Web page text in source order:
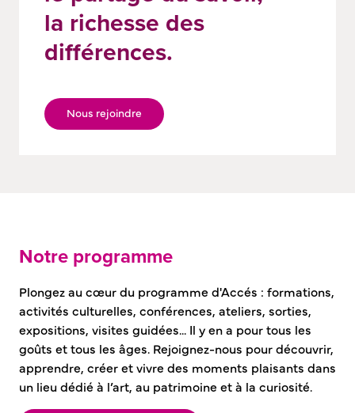
la richesse des
différences.
Nous rejoindre
Notre programme
Plongez au cœur du programme d'Accés : formations,
activités culturelles, conférences, ateliers, sorties,
expositions, visites guidées... Il y en a pour tous les
goûts et tous les âges. Rejoignez-nous pour découvrir,
apprendre, créer et vivre des moments plaisants dans
un lieu dédié à l’art, au patrimoine et à la curiosité.